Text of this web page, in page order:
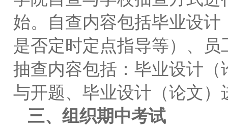
始。自查内容包括毕业设
是否定时定点指导等）、
抽查内容包括：毕业设计
与开题、毕业设计（论文）
三、组织期中考试